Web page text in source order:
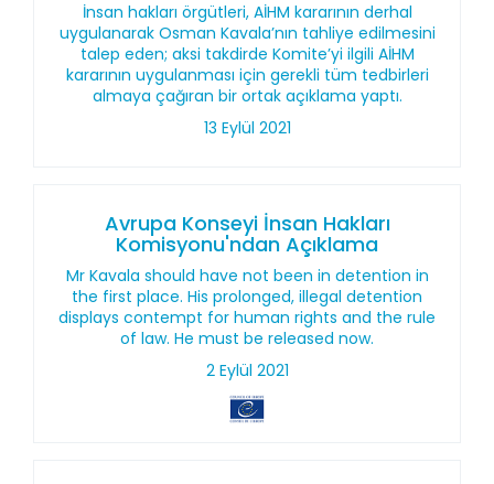
İnsan hakları örgütleri, AİHM kararının derhal
uygulanarak Osman Kavala’nın tahliye edilmesini
talep eden; aksi takdirde Komite’yi ilgili AİHM
kararının uygulanması için gerekli tüm tedbirleri
almaya çağıran bir ortak açıklama yaptı.
13 Eylül 2021
Avrupa Konseyi İnsan Hakları
Komisyonu'ndan Açıklama
Mr Kavala should have not been in detention in
the first place. His prolonged, illegal detention
displays contempt for human rights and the rule
of law. He must be released now.
2 Eylül 2021